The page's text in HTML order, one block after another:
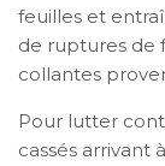
feuilles et
de ruptures de
collantes
Pour lutter
cassés arrivant